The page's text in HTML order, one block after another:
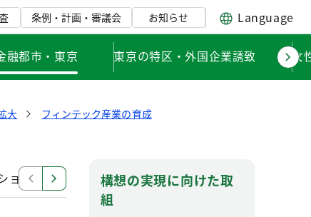
条例・計画・審議会 お知らせ Language
融都市・東京 東京の特区・外国企業誘致 女
大
フィンテック産業の育成
ョン支援事業補助金 フィンテック支援ファンド
構想の実現に向けた取
組